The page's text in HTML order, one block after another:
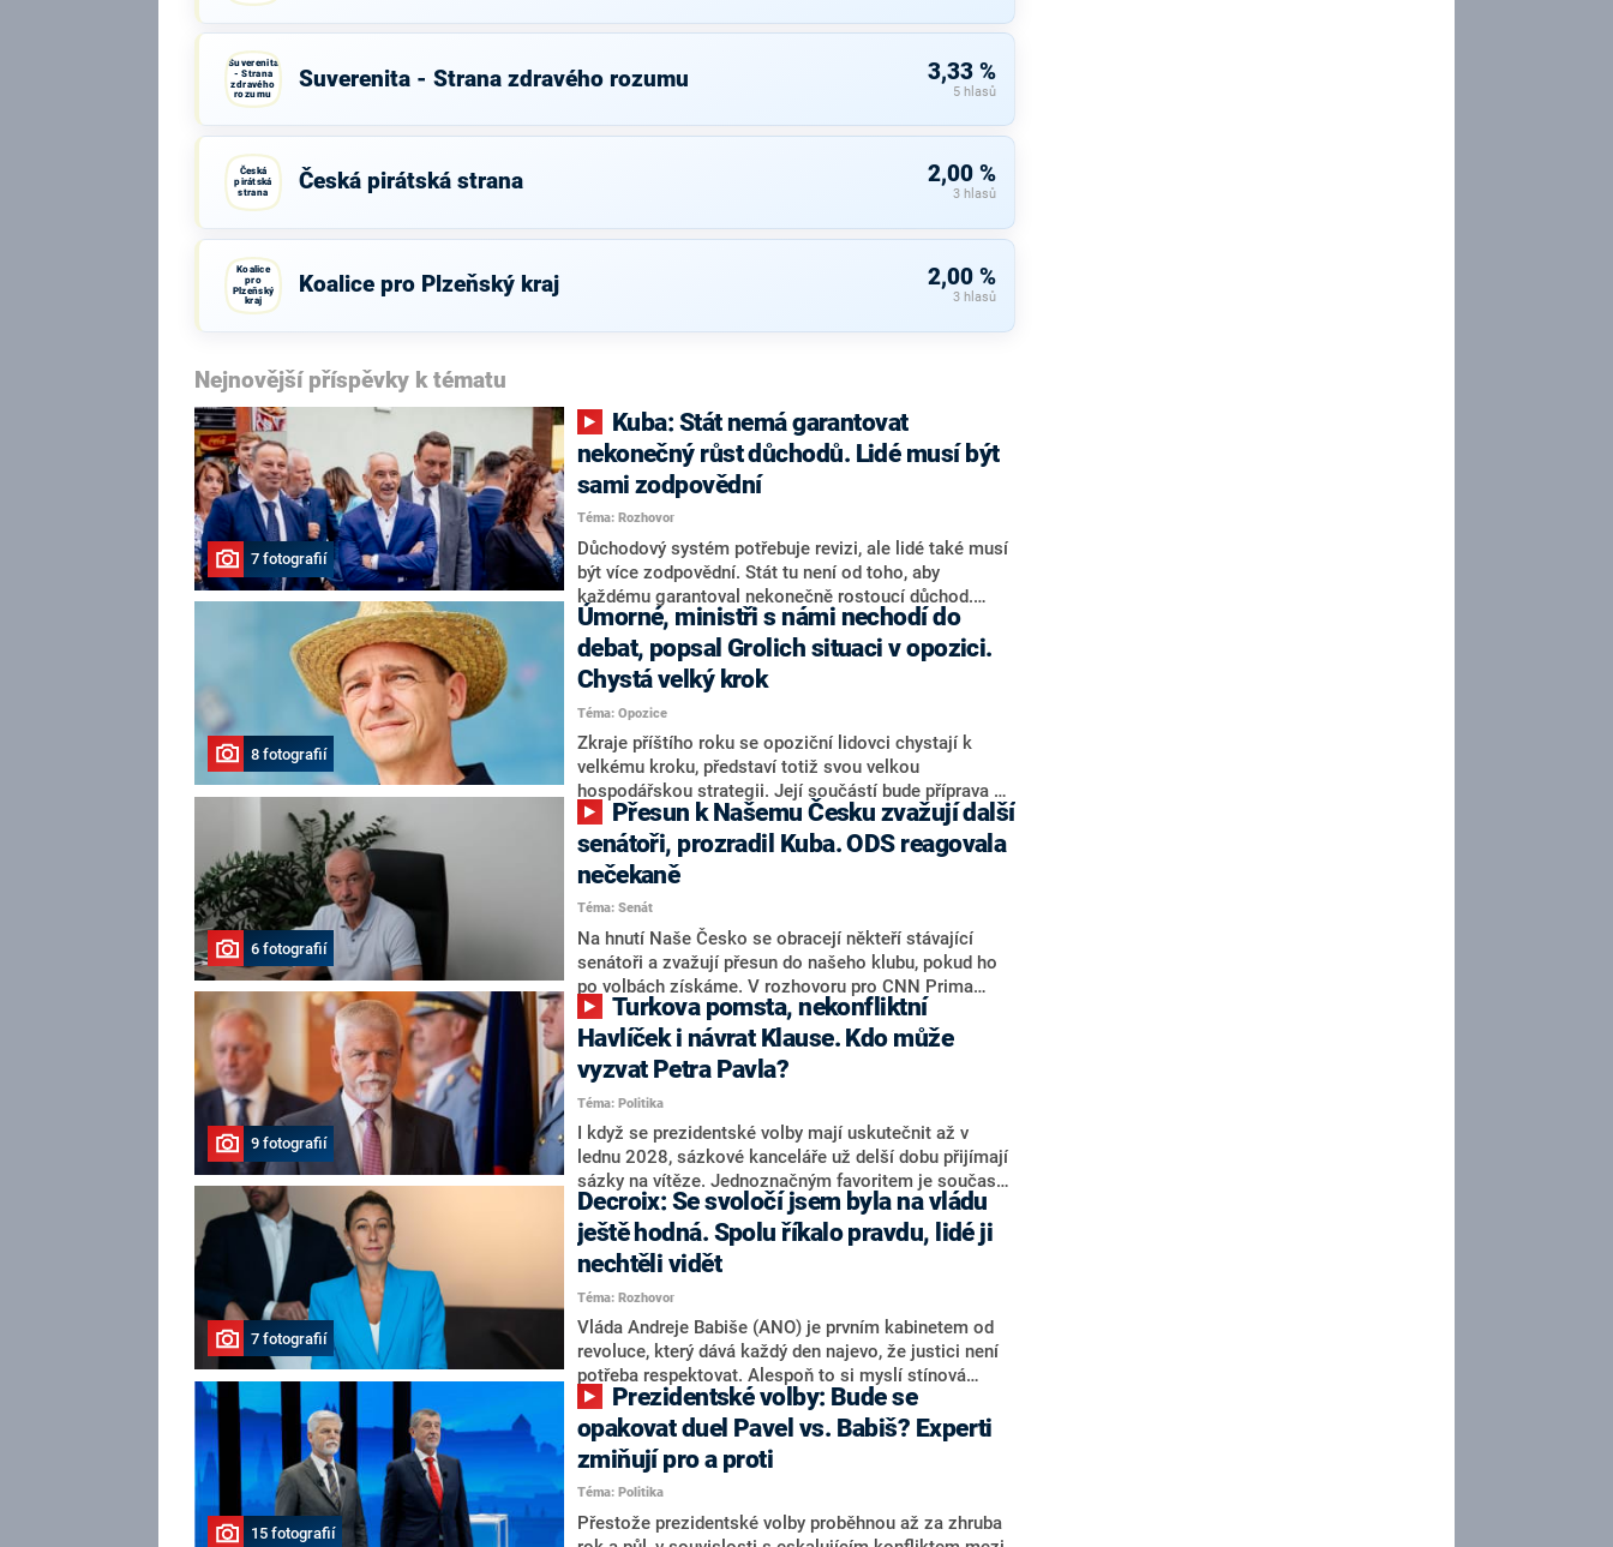
Suverenita
- Strana
zdravého
rozumu
Suverenita - Strana zdravého rozumu 3,33 %
5 hlasů
Česká
pirátská
strana
Česká pirátská strana 2,00 %
3 hlasů
Koalice
pro
Plzeňský
kraj
Koalice pro Plzeňský kraj 2,00 %
3 hlasů
Nejnovější příspěvky k tématu
7 fotografií
nekonečný růst důchodů. Lidé musí být
sami zodpovědní
Téma: Rozhovor
Důchodový systém potřebuje revizi, ale lidé také musí
být více zodpovědní. Stát tu není od toho, aby
každému garantoval nekonečně rostoucí důchod.
Chybí tu nový systém a my ho představíme,řekl
hejtman Jihočeského kraje a předseda hnutí Naše
Česko Martin Kuba v rozhovoru pro CNN Prima NEWS.
V čele státu pak podle něj nemůže být člověk, který by
střetem zájmů omezoval čerpání financí a rozvoj,
dodal. Řešení u Andreje Babiše ale hodnotit nechtěl.
8 fotografií
Úmorné, ministři s námi nechodí do
debat, popsal Grolich situaci v opozici.
Chystá velký krok
Téma: Opozice
Zkraje příštího roku se opoziční lidovci chystají k
velkému kroku, představí totiž svou velkou
hospodářskou strategii. Její součástí bude příprava na
stárnutí populace, řekl ve středu na setkání s novináři
nový předseda lidovců Jan Grolich. Ten zároveň v
senátních volbách kandiduje ve Vyškově. Popsal i
aktivitu opozice, o níž vládní strany nebo političtí
komentátoři mluví jako o slabé a v defenzivě. „Je to
úmorná práce upozorňovat na chyby vlády. Ministři s
námi navíc nechodí do debat. Chceme ale ukazovat
svoje témata,“ odpověděl Grolich na dotaz CNN Prima
NEWS.
6 fotografií
senátoři, prozradil Kuba. ODS reagovala
nečekaně
Téma: Senát
Na hnutí Naše Česko se obracejí někteří stávající
senátoři a zvažují přesun do našeho klubu, pokud ho
po volbách získáme. V rozhovoru pro CNN Prima
NEWS to řekl zakladatel hnutí a jihočeský hejtman
Martin Kuba. Konkrétní nebyl, ale získat by takto mohl
například senátora Zdeňka Hrabu, který je dnes
součástí klubu ODS a TOP 09. Hraba to na dotaz
redakce nevyloučil. Předseda klubu senátorů ODS
Zdeněk Nytra redakci řekl, že počítá s odchodem
některých senátorů z klubu a že Naše Česko není
nepřítel, ale soupeř.
9 fotografií
Havlíček i návrat Klause. Kdo může
vyzvat Petra Pavla?
Téma: Politika
I když se prezidentské volby mají uskutečnit až v
lednu 2028, sázkové kanceláře už delší dobu přijímají
sázky na vítěze. Jednoznačným favoritem je současná
hlava státu Petr Pavel. Daleko za ním pak bookmakeři
zmiňují dva výrazné politiky ANO, tedy premiéra
Andreje Babiše a ministra průmyslu Karla Havlíčka.
Oblíbeným tipem samotných sázkařů je poslanec za
Motoristy Filip Turek. Politolog Jan Kubáček nicméně
o případné kandidatuře kohokoliv ze zmíněné trojice
značně pochybuje. Podle něj současná koalice dosud
nemá osobu, která by Pavlovi mohla konkurovat.
7 fotografií
Decroix: Se svoločí jsem byla na vládu
ještě hodná. Spolu říkalo pravdu, lidé ji
nechtěli vidět
Téma: Rozhovor
Vláda Andreje Babiše (ANO) je prvním kabinetem od
revoluce, který dává každý den najevo, že justici není
potřeba respektovat. Alespoň to si myslí stínová
ministryně spravedlnosti ODS Eva Decroix. V
rozhovoru pro CNN Prima NEWS si nebrala servítky
ohledně politického výkonu svého nástupce Jeronýma
Tejce (za ANO) či vládní zmocněnkyně pro lidská
práva Taťány Malé (ANO). Označením „svoloč“ na
adresu vlády prý byla ještě hodná. Decroix se také
15 fotografií
opakovat duel Pavel vs. Babiš? Experti
zmiňují pro a proti
Téma: Politika
Přestože prezidentské volby proběhnou až za zhruba